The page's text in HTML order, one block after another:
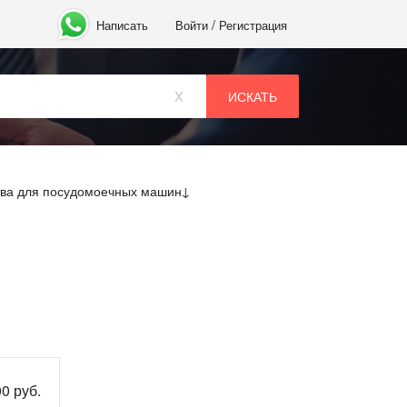
Написать Войти / Регистрация
x
для посудомоечных машин
руб.